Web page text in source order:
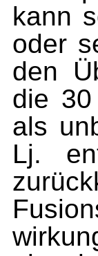
kann
oder
den
die
als
Lj.